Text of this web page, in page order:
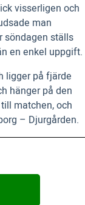
visserligen och
man
söndagen ställs
en enkel uppgift.
ligger på fjärde
hänger på den
till matchen, och
– Djurgården.